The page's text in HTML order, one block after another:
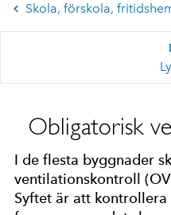
Skola, förskola,
Obligatorisk
I de flesta byggnader
ventilationskontroll
Syftet är att